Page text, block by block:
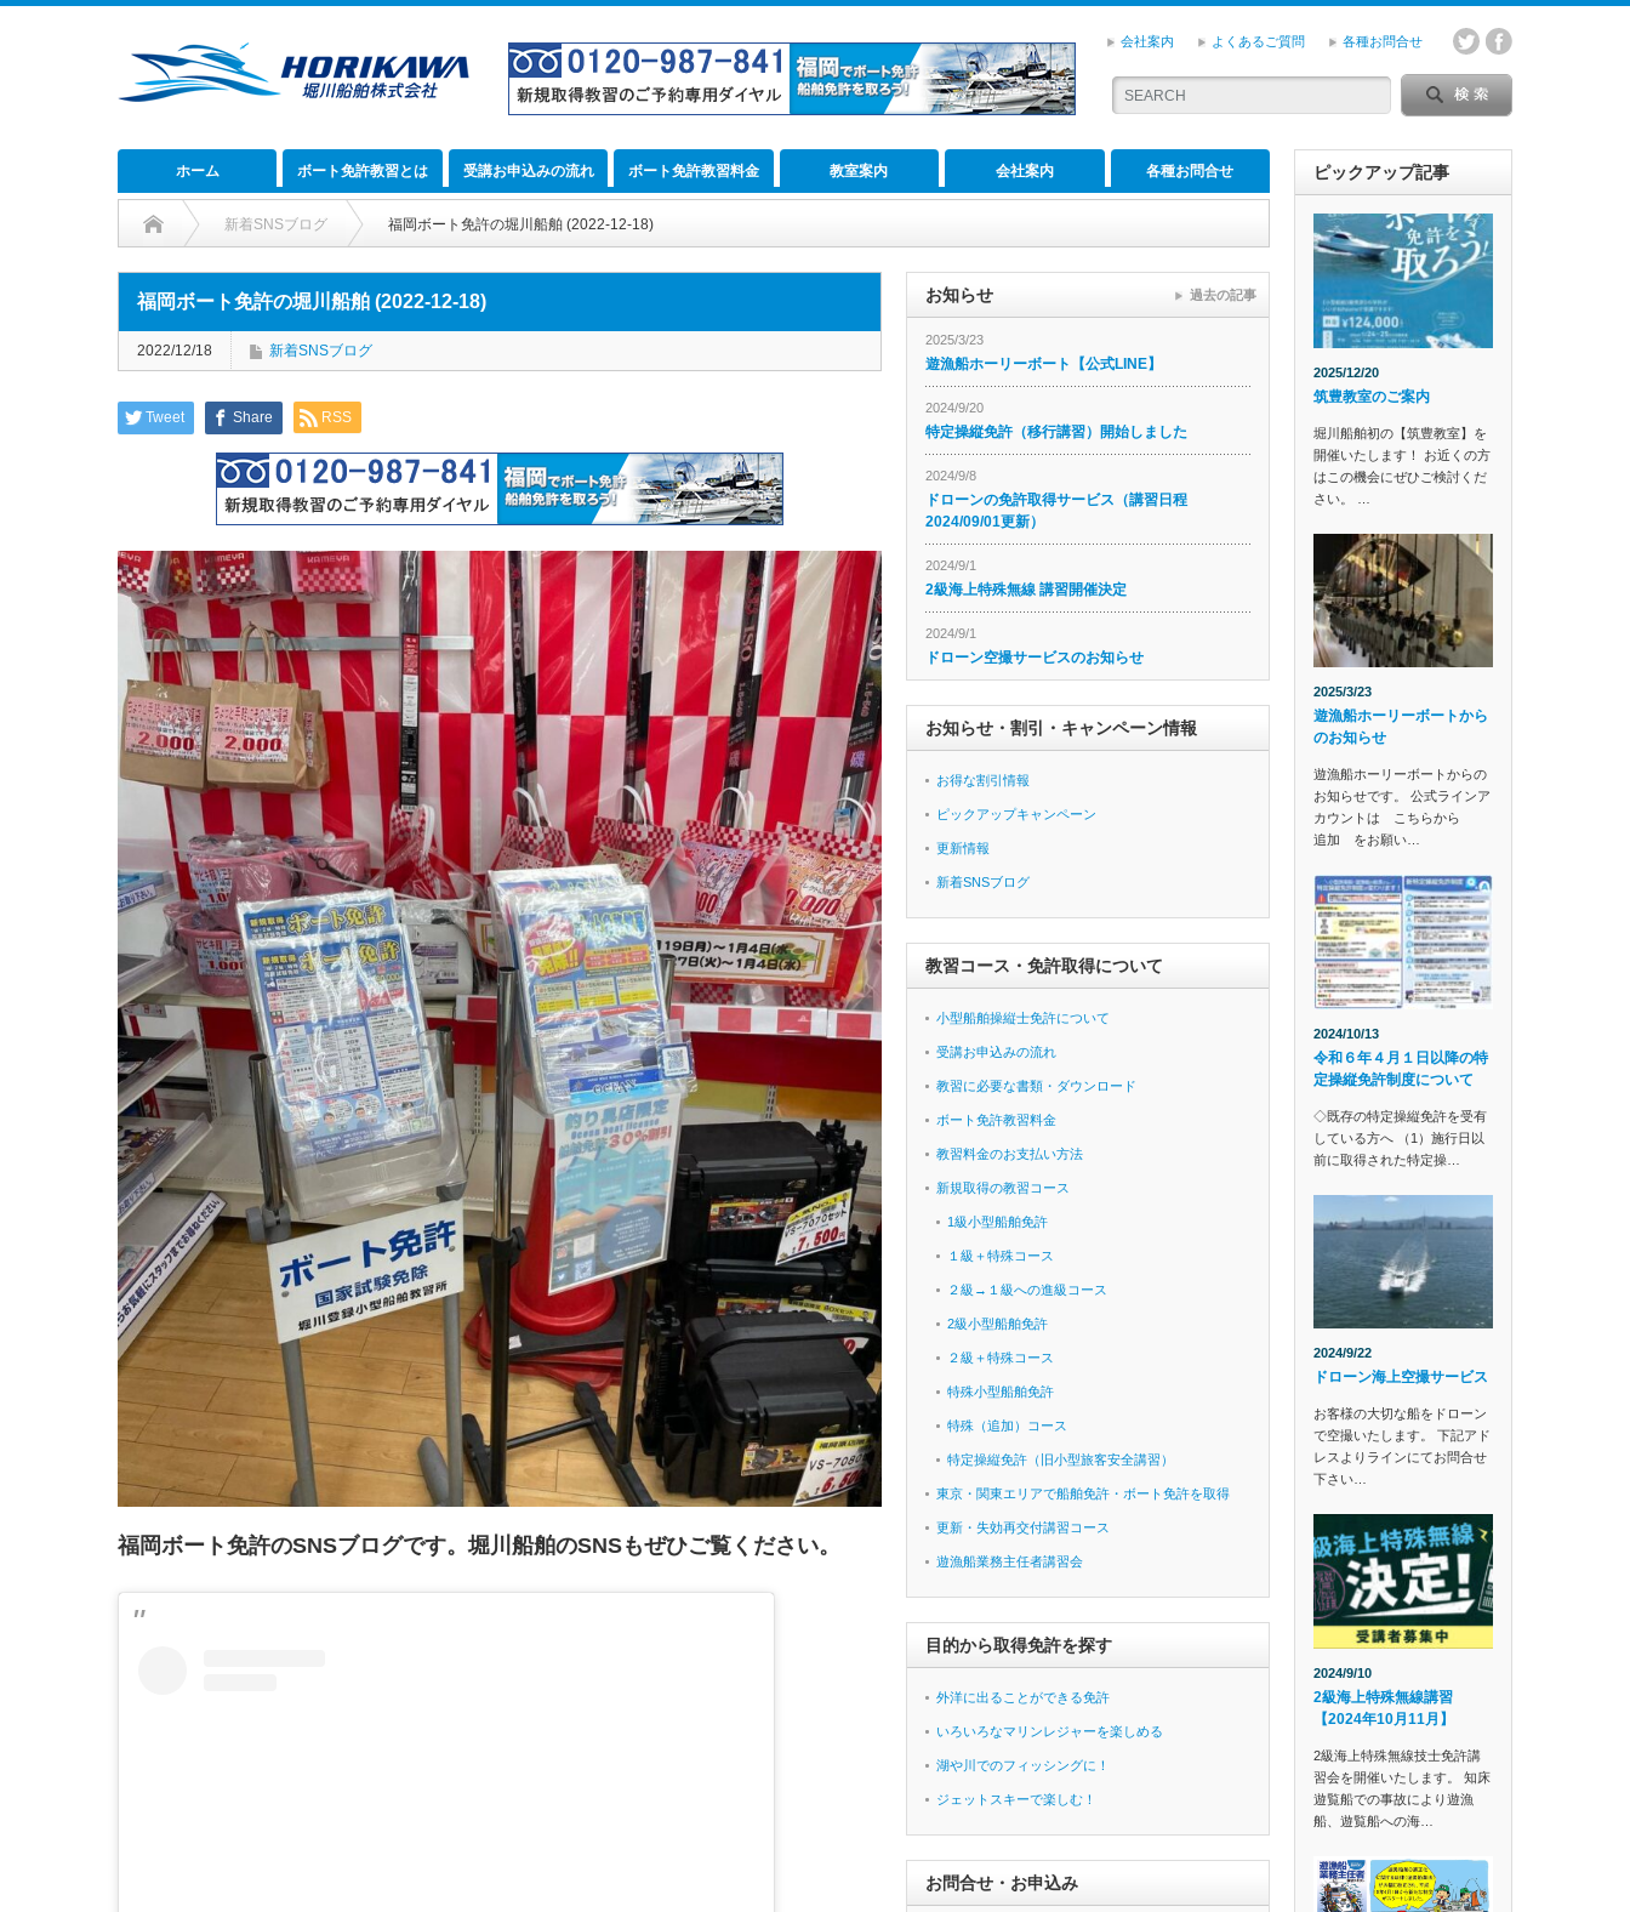
会社案内 よくあるご質問 各種お問合せ
ホーム ボート免許教習とは 受講お申込みの流れ ボート免許教習料金 教室案内 会社案内 各種お問合せ
新着SNSブログ 福岡ボート免許の堀川船舶 (2022-12-18)
福岡ボート免許の堀川船舶 (2022-12-18)
2022/12/18 新着SNSブログ
Tweet Share RSS
福岡ボート免許のSNSブログです。堀川船舶のSNSもぜひご覧ください。
お知らせ
2025/3/23
遊漁船ホーリーボート【公式LINE】
2024/9/20
特定操縦免許（移行講習）開始しました
2024/9/8
ドローンの免許取得サービス（講習日程
2024/09/01更新）
2024/9/1
2級海上特殊無線 講習開催決定
2024/9/1
ドローン空撮サービスのお知らせ
過去の記事
お知らせ・割引・キャンペーン情報
お得な割引情報
ピックアップキャンペーン
更新情報
新着SNSブログ
教習コース・免許取得について
小型船舶操縦士免許について
受講お申込みの流れ
教習に必要な書類・ダウンロード
ボート免許教習料金
教習料金のお支払い方法
新規取得の教習コース
1級小型船舶免許
１級＋特殊コース
２級→１級への進級コース
2級小型船舶免許
２級＋特殊コース
特殊小型船舶免許
特殊（追加）コース
特定操縦免許（旧小型旅客安全講習）
東京・関東エリアで船舶免許・ボート免許を取得
更新・失効再交付講習コース
遊漁船業務主任者講習会
目的から取得免許を探す
外洋に出ることができる免許
いろいろなマリンレジャーを楽しめる
湖や川でのフィッシングに！
ジェットスキーで楽しむ！
お問合せ・お申込み
ピックアップ記事
2025/12/20
筑豊教室のご案内
堀川船舶初の【筑豊教室】を
開催いたします！ お近くの方
はこの機会にぜひご検討くだ
さい。 …
2025/3/23
遊漁船ホーリーボートから
のお知らせ
遊漁船ホーリーボートからの
お知らせです。 公式ラインア
カウントは こちらから
追加 をお願い…
2024/10/13
令和６年４月１日以降の特
定操縦免許制度について
◇既存の特定操縦免許を受有
している方へ （1）施行日以
前に取得された特定操…
2024/9/22
ドローン海上空撮サービス
お客様の大切な船をドローン
で空撮いたします。 下記アド
レスよりラインにてお問合せ
下さい…
2024/9/10
2級海上特殊無線講習
【2024年10月11月】
2級海上特殊無線技士免許講
習会を開催いたします。 知床
遊覧船での事故により遊漁
船、遊覧船への海…